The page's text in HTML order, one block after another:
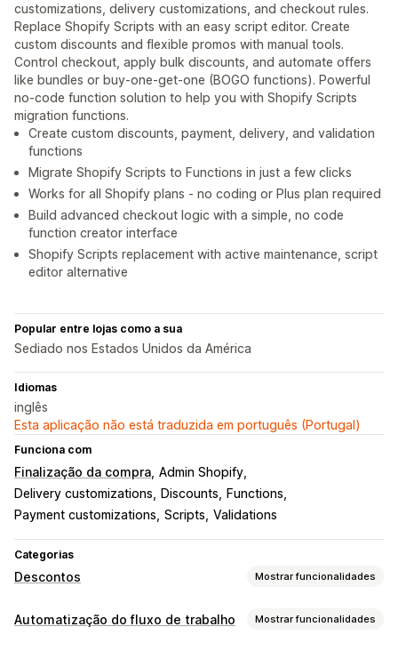
customizations, delivery customizations, and checkout rules.
Replace Shopify Scripts with an easy script editor. Create
custom discounts and flexible promos with manual tools.
Control checkout, apply bulk discounts, and automate offers
like bundles or buy-one-get-one (BOGO functions). Powerful
no-code function solution to help you with Shopify Scripts
migration functions.
Create custom discounts, payment, delivery, and validation
functions
Migrate Shopify Scripts to Functions in just a few clicks
Works for all Shopify plans - no coding or Plus plan required
Build advanced checkout logic with a simple, no code
function creator interface
Shopify Scripts replacement with active maintenance, script
editor alternative
Popular entre lojas como a sua
Sediado nos Estados Unidos da América
Idiomas
inglês
Esta aplicação não está traduzida em português (Portugal)
Funciona com
Finalização da compra Admin Shopify
Delivery customizations
Discounts
Functions
Payment customizations Scripts Validations
Categorias
Descontos Mostrar funcionalidades
Tipos de descontos
Automatização do fluxo de trabalho Mostrar funcionalidades